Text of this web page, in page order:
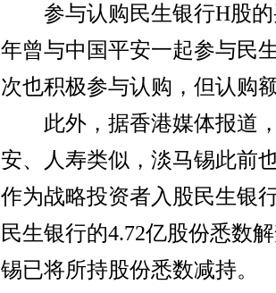
参与认购民生银行H股的
年曾与中国平安一起参与民
次也积极参与认购，但认购
此外，据香港媒体报道，
安、人寿类似，淡马锡此前
作为战略投资者入股民生银
民生银行的4.72亿股份悉数
锡已将所持股份悉数减持。